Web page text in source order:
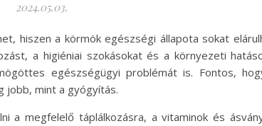
2024.05.03.
hiszen a körmök egészségi állapota sokat
a higiéniai szokásokat és a környezeti
egészségügyi problémát is. Fontos,
jobb, mint a gyógyítás.
a megfelelő táplálkozásra, a vitaminok és